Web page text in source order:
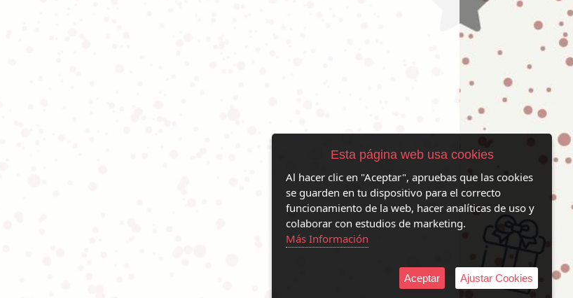
Esta página web usa cookies
Al hacer clic en "Aceptar", apruebas que las cookies
se guarden en tu dispositivo para el correcto
funcionamiento de la web, hacer analíticas de uso y
colaborar con estudios de marketing.
Más Información
Aceptar Ajustar Cookies